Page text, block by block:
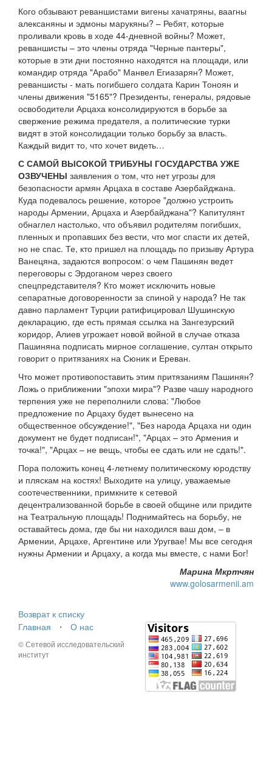
Кого обзывают реваншистами вигены хачатряны, ваагны
алексаняны и эдмоны марукяны? – Ребят, которые
проливали кровь в ходе 44-дневной войны? Может,
реваншисты – это члены отряда "Черные пантеры",
которые в эти дни постоянно находятся на площади, или
командир отряда "Арабо" Манвел Егиазарян? Может,
реваншисты - мать погибшего солдата Карин Тоноян и
члены движения "5165"? Президенты, генералы, рядовые
освободители Арцаха консолидируются в борьбе за
свержение режима предателя, а политические турки
видят в этой консолидации только борьбу за власть.
Каждый видит то, что хочет видеть…
С САМОЙ ВЫСОКОЙ ТРИБУНЫ ГОСУДАРСТВА УЖЕ
ОЗВУЧЕНЫ заявления о том, что нет угрозы для
безопасности армян Арцаха в составе Азербайджана.
Куда подевалось решение, которое "должно устроить
народы Армении, Арцаха и Азербайджана"? Капитулянт
обнаглел настолько, что объявил родителям погибших,
пленных и пропавших без вести, что мог спасти их детей,
но не спас. Те, кто пришел на площадь по призыву Артура
Ванецяна, задаются вопросом: о чем Пашинян ведет
переговоры с Эрдоганом через своего
спецпредставителя? Кто может исключить новые
сепаратные договоренности за спиной у народа? Не так
давно парламент Турции ратифицировал Шушинскую
декларацию, где есть прямая ссылка на Зангезурский
коридор, Алиев угрожает новой войной в случае отказа
Пашиняна подписать мирное соглашение, султан открыто
говорит о притязаниях на Сюник и Ереван.
Что может противопоставить этим притязаниям Пашинян?
Ложь о приближении "эпохи мира"? Разве чашу народного
терпения уже не переполнили слова: "Любое
предложение по Арцаху будет вынесено на
общественное обсуждение!", "Без народа Арцаха ни один
документ не будет подписан!", "Арцах – это Армения и
точка!", "Арцах – не вещь, чтобы ее сдать или не сдать!".
Пора положить конец 4-летнему политическому юродству
и пляскам на костях! Выходите на улицу, уважаемые
соотечественники, примкните к сетевой
децентрализованной борьбе в своей общине или придите
на Театральную площадь! Поднимайтесь на борьбу, не
оставайтесь дома, где бы ни находился ваш дом, – в
Армении, Арцахе, Аргентине или Уругвае! Мы все сегодня
нужны Армении и Арцаху, а когда мы вместе, с нами Бог!
Марина Мкртчян
www.golosarmenii.am
Возврат к списку
Главная
⋅ О нас
© Сетевой исследовательский
институт